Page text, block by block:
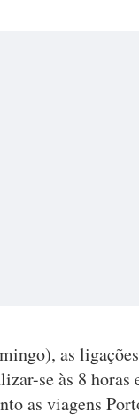
as
se às 8 horas
as viagens